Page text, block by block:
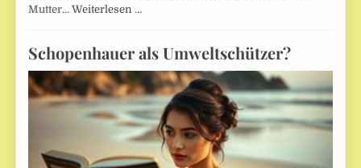
Mutter…Weiterlesen …
Schopenhauer als Umweltschützer?